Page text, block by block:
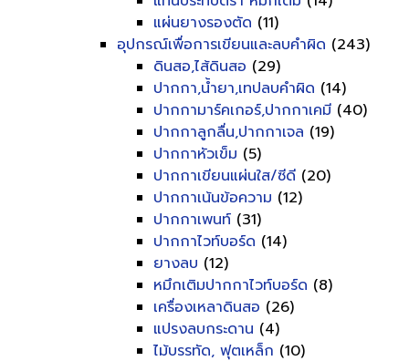
แผ่นยางรองตัด (11)
อุปกรณ์เพื่อการเขียนและลบคำผิด (243)
ดินสอ,ไส้ดินสอ (29)
ปากกา,น้ำยา,เทปลบคำผิด (14)
ปากกามาร์คเกอร์,ปากกาเคมี (40)
ปากกาลูกลื่น,ปากกาเจล (19)
ปากกาหัวเข็ม (5)
ปากกาเขียนแผ่นใส/ซีดี (20)
ปากกาเน้นข้อความ (12)
ปากกาเพนท์ (31)
ปากกาไวท์บอร์ด (14)
ยางลบ (12)
หมึกเติมปากกาไวท์บอร์ด (8)
เครื่องเหลาดินสอ (26)
แปรงลบกระดาน (4)
ไม้บรรทัด, ฟุตเหล็ก (10)